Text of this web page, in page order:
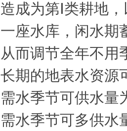
造成为第Ⅰ类耕地
一座水库，闲水期
从而调节全年不用
长期的地表水资源
需水季节可供水量
需水季节可多供水